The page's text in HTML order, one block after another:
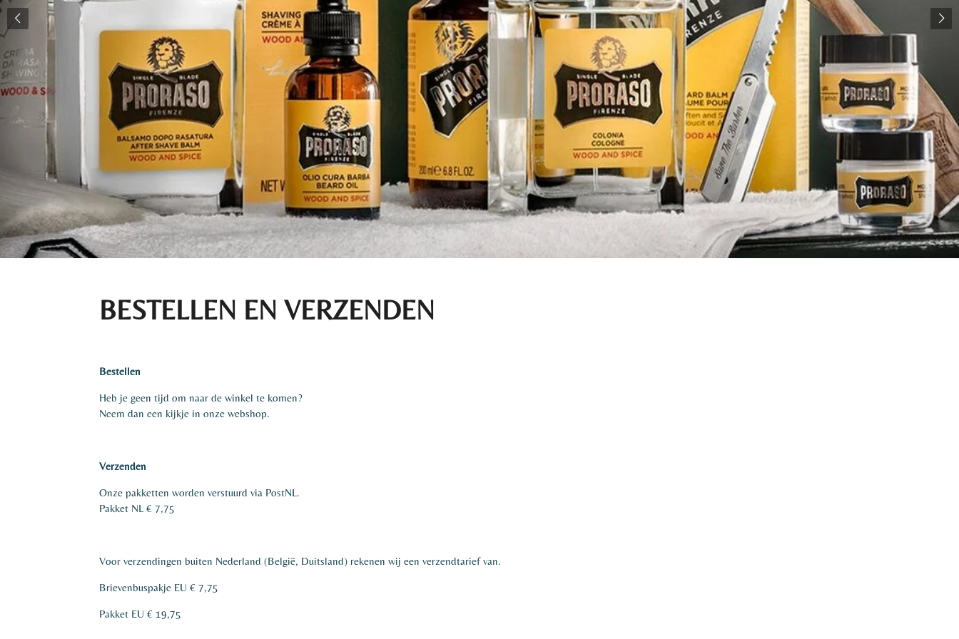
BESTELLEN EN VERZENDEN
Bestellen
Heb je geen tijd om naar de winkel te komen?
Neem dan een kijkje in onze webshop.
Verzenden
Onze pakketten worden verstuurd via PostNL.
Pakket NL € 7,75
Voor verzendingen buiten Nederland (België, Duitsland) rekenen wij een verzendtarief van.
Brievenbuspakje EU € 7,75
Pakket EU € 19,75